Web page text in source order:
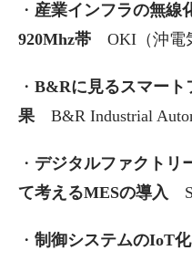
・ 産業インフラの無
920Mhz帯 OKI（沖電
・ B&Rに見るスマート
果B&R Industrial
・ デジタルファクト
て考えるMESの導入
・ 制御システムのIoT